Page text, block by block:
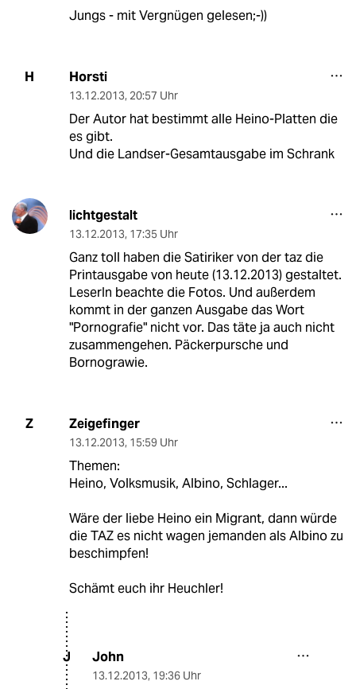
Jungs - mit Vergnügen gelesen;-))
H Horsti
13.12.2013, 20:57 Uhr
Der Autor hat bestimmt alle Heino-Platten die
es gibt.
Und die Landser-Gesamtausgabe im Schrank
lichtgestalt
13.12.2013, 17:35 Uhr
Ganz toll haben die Satiriker von der taz die
Printausgabe von heute (13.12.2013) gestaltet.
LeserIn beachte die Fotos. Und außerdem
kommt in der ganzen Ausgabe das Wort
"Pornografie" nicht vor. Das täte ja auch nicht
zusammengehen. Päckerpursche und
Bornograwie.
Z Zeigefinger
13.12.2013, 15:59 Uhr
Themen:
Heino, Volksmusik, Albino, Schlager...
Wäre der liebe Heino ein Migrant, dann würde
die TAZ es nicht wagen jemanden als Albino zu
beschimpfen!
Schämt euch ihr Heuchler!
J John
13.12.2013, 19:36 Uhr